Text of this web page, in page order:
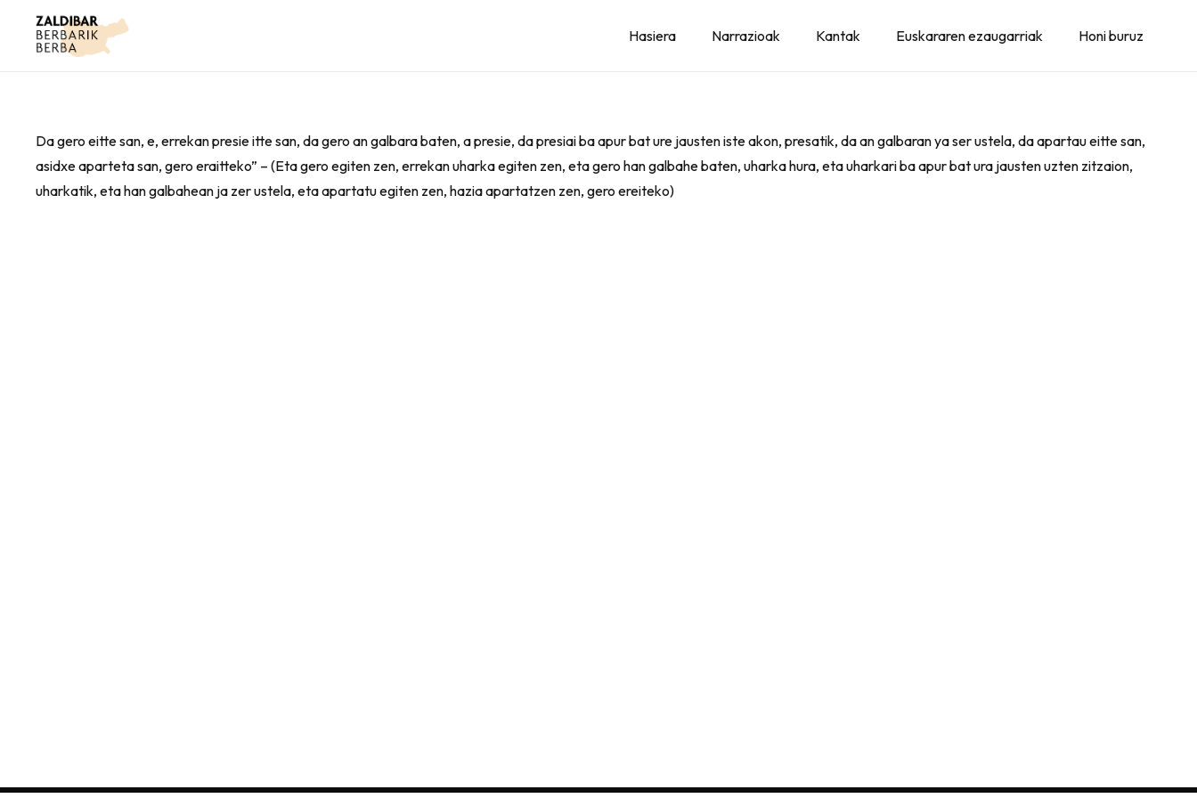
Hasiera Narrazioak Kantak Euskararen ezaugarriak Honi buruz
Da gero eitte san, e, errekan presie itte san, da gero an galbara baten, a presie, da presiai ba apur bat ure jausten iste akon, presatik, da an galbaran ya ser ustela, da apartau eitte san,
asidxe aparteta san, gero eraitteko” – (Eta gero egiten zen, errekan uharka egiten zen, eta gero han galbahe baten, uharka hura, eta uharkari ba apur bat ura jausten uzten zitzaion,
uharkatik, eta han galbahean ja zer ustela, eta apartatu egiten zen, hazia apartatzen zen, gero ereiteko)